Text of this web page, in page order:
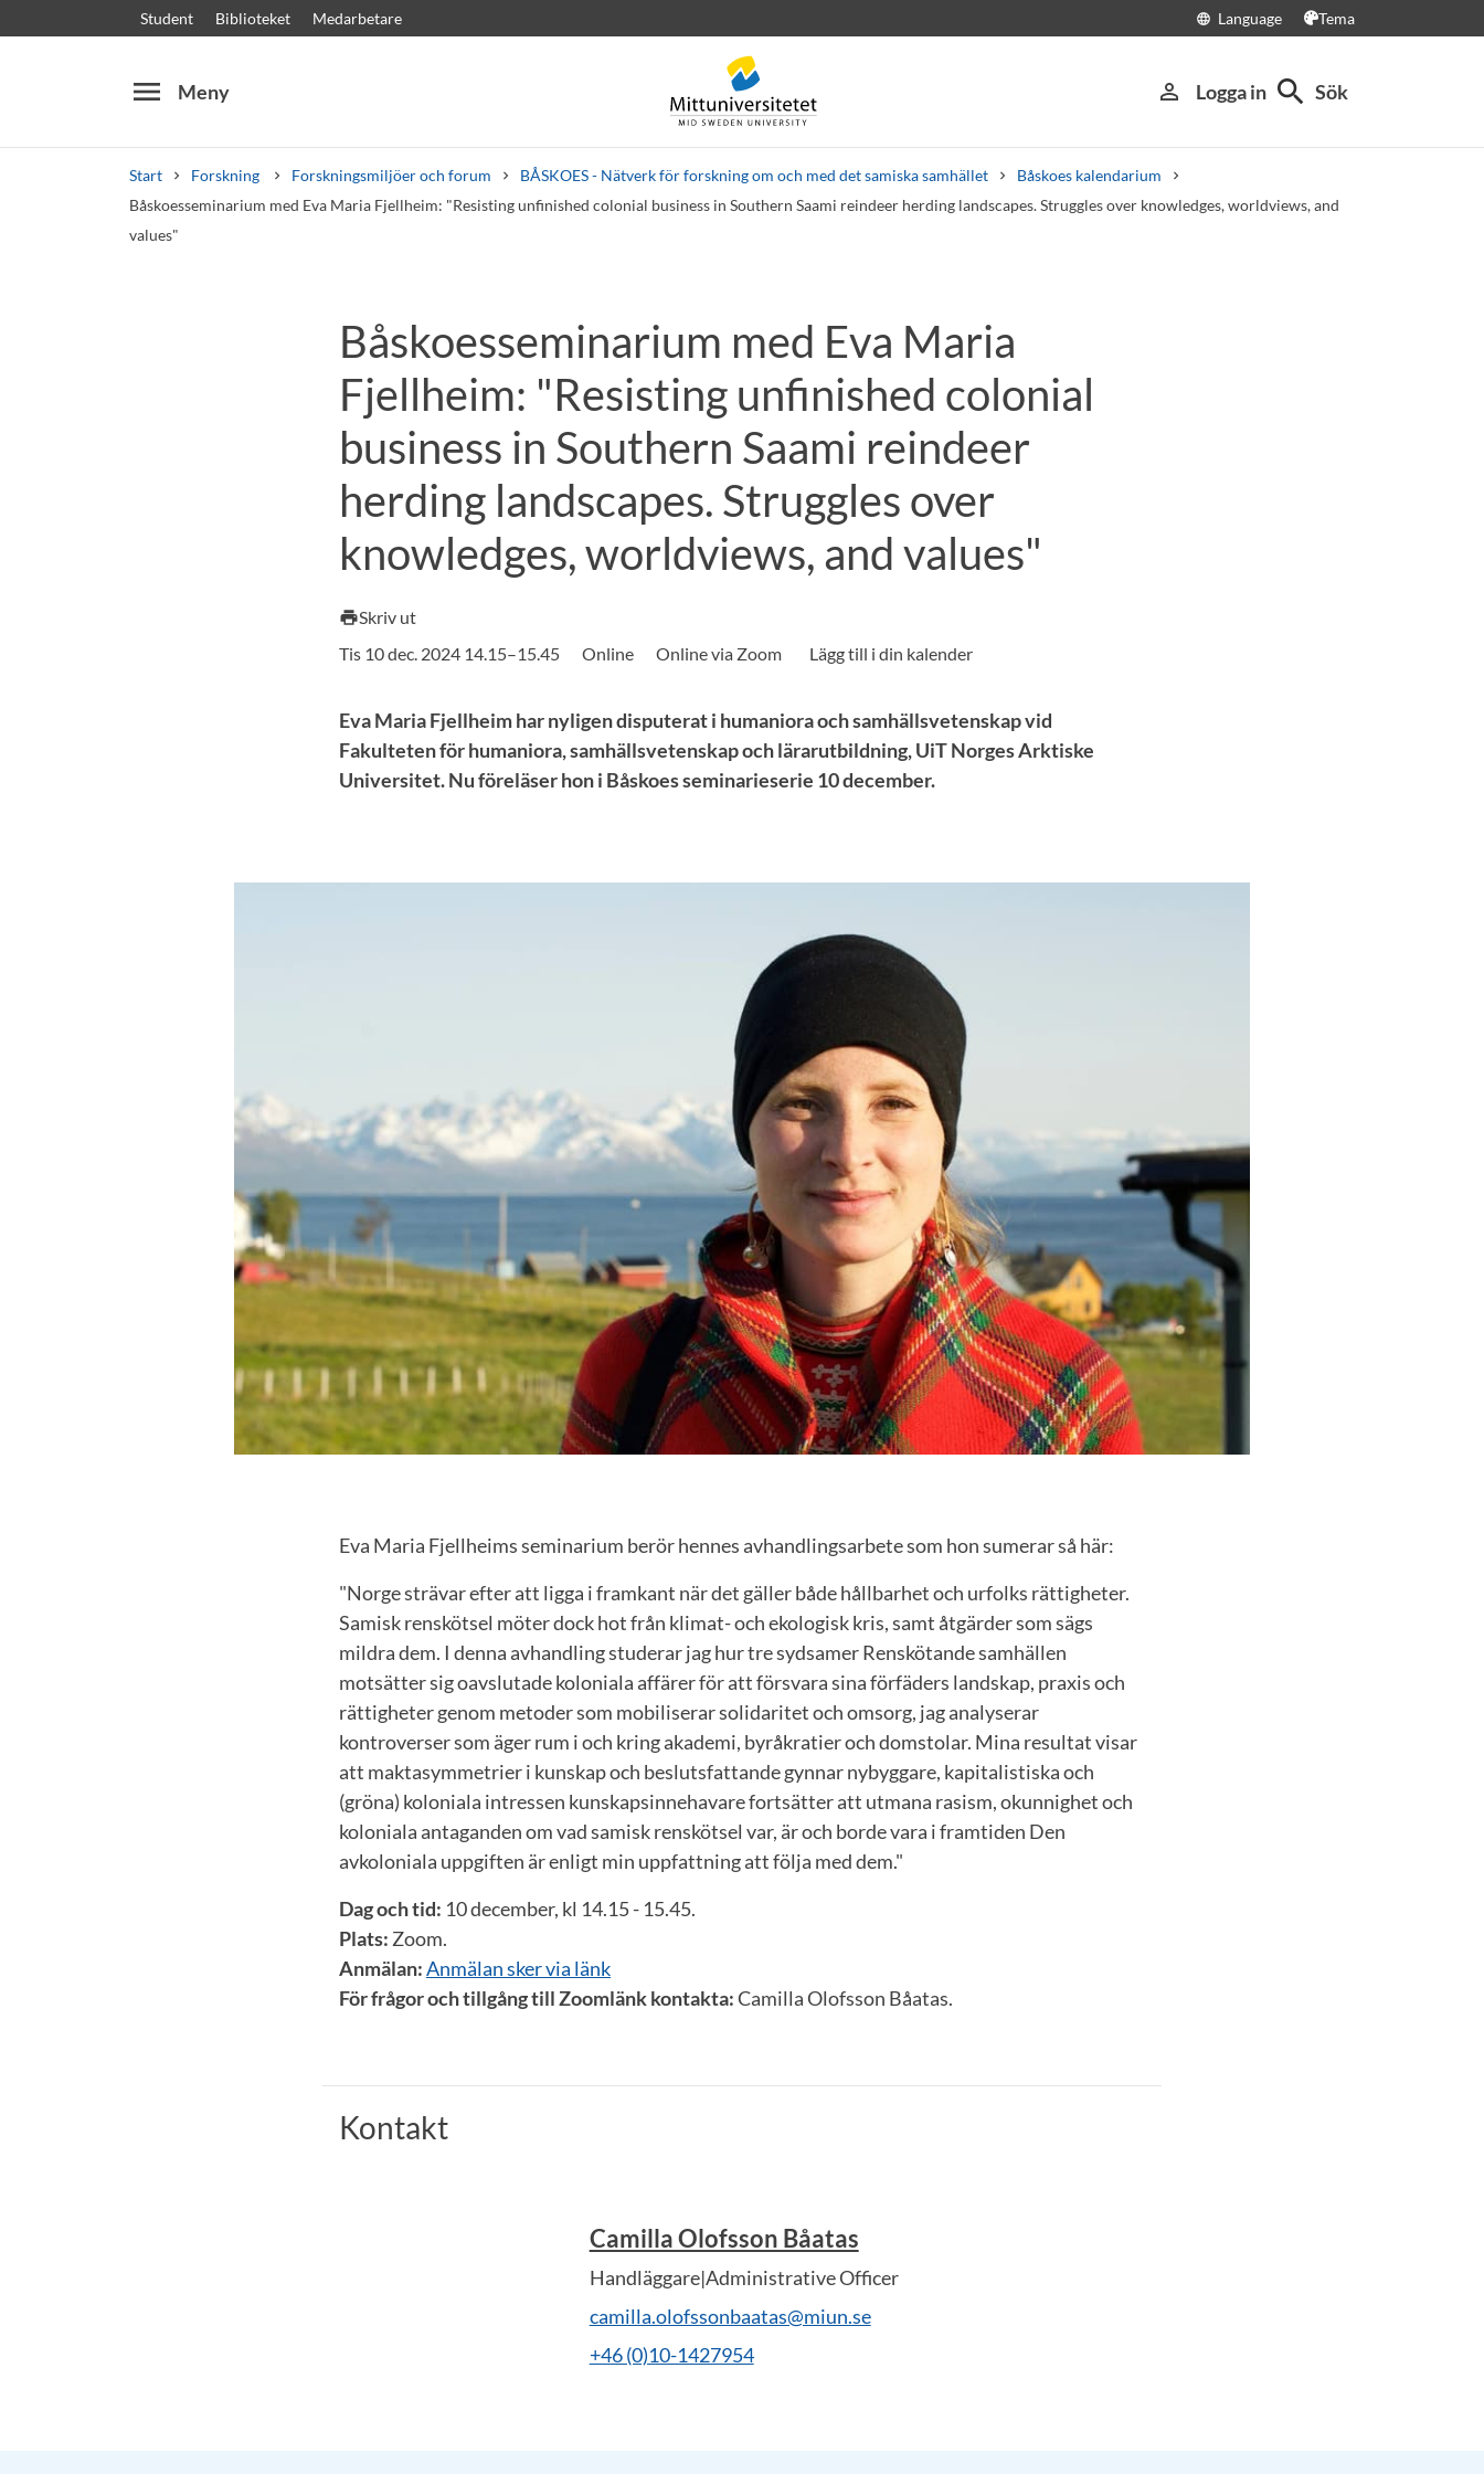
Student Biblioteket Medarbetare language Language Tema
menu Meny person_outline Logga in search Sök
Start Forskning Forskningsmiljöer och forum BÅSKOES - Nätverk för forskning om och med det samiska samhället
Båskoes kalendarium
Båskoesseminarium med Eva Maria Fjellheim: "Resisting unfinished colonial business in Southern Saami reindeer herding landscapes. Struggles over knowledges, worldviews, and
values"
KursplanerVälkomstbrevPersonal Lediga jobb
Båskoesseminarium med Eva Maria
Fjellheim: "Resisting unfinished colonial
business in Southern Saami reindeer
herding landscapes. Struggles over
knowledges, worldviews, and values"
printSkriv ut
Tis 10 dec. 2024 14.15–15.45
Online Online via Zoom
Eva Maria Fjellheim har nyligen disputerat i humaniora och samhällsvetenskap vid
Fakulteten för humaniora, samhällsvetenskap och lärarutbildning, UiT Norges Arktiske
Universitet. Nu föreläser hon i Båskoes seminarieserie 10 december.
Eva Maria Fjellheims seminarium berör hennes avhandlingsarbete som hon sumerar så här:
"Norge strävar efter att ligga i framkant när det gäller både hållbarhet och urfolks rättigheter.
Samisk renskötsel möter dock hot från klimat- och ekologisk kris, samt åtgärder som sägs
mildra dem. I denna avhandling studerar jag hur tre sydsamer Renskötande samhällen
motsätter sig oavslutade koloniala affärer för att försvara sina förfäders landskap, praxis och
rättigheter genom metoder som mobiliserar solidaritet och omsorg, jag analyserar
kontroverser som äger rum i och kring akademi, byråkratier och domstolar. Mina resultat visar
att maktasymmetrier i kunskap och beslutsfattande gynnar nybyggare, kapitalistiska och
(gröna) koloniala intressen kunskapsinnehavare fortsätter att utmana rasism, okunnighet och
koloniala antaganden om vad samisk renskötsel var, är och borde vara i framtiden Den
avkoloniala uppgiften är enligt min uppfattning att följa med dem."
Dag och tid: 10 december, kl 14.15 - 15.45.
Plats: Zoom.
Anmälan:Anmälan sker via länk
För frågor och tillgång till Zoomlänk kontakta:Camilla Olofsson Båatas.
Kontakt
Camilla Olofsson Båatas
Handläggare|Administrative Officer
camilla.olofssonbaatas@miun.se
+46 (0)10-1427954